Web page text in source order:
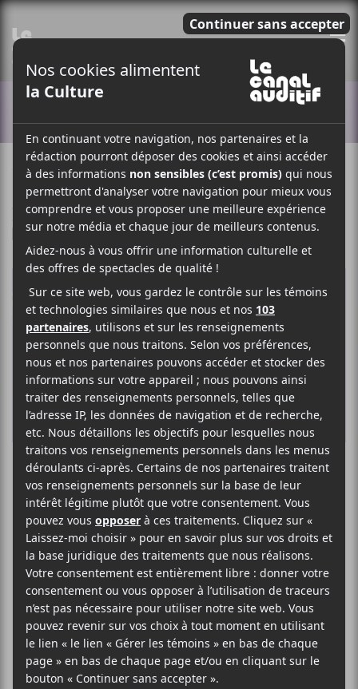
18 AOÛT 2021
PARLOUIS-PHILIPPE LABRÈCHE
/ FESTIVAL
/ HIP HOP / RAP
F
A
C
E
B
O
K
T
W
I
T
T
E
P
A
R
T
A
G
E
R
La
programmation
de LVL UP 2021 :
Loud, Souldia et
5Sang14